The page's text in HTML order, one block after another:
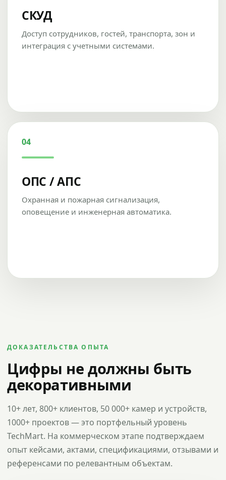
СКУД
Доступ сотрудников, гостей, транспорта, зон и
интеграция с учетными системами.
04
ОПС / АПС
Охранная и пожарная сигнализация,
оповещение и инженерная автоматика.
ДОКАЗАТЕЛЬСТВА ОПЫТА
Цифры не должны быть
декоративными
10+ лет, 800+ клиентов, 50 000+ камер и устройств,
1000+ проектов — это портфельный уровень
TechMart. На коммерческом этапе подтверждаем
опыт кейсами, актами, спецификациями, отзывами и
референсами по релевантным объектам.